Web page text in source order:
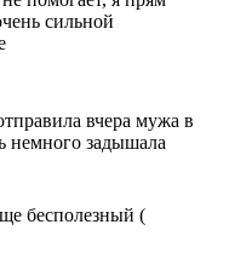
сильной
вчера мужа в
немного задышала
бесполезный (